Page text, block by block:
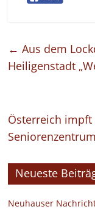
← Aus dem
Heiligenstadt
Österreich impft
Neueste
Neuhauser